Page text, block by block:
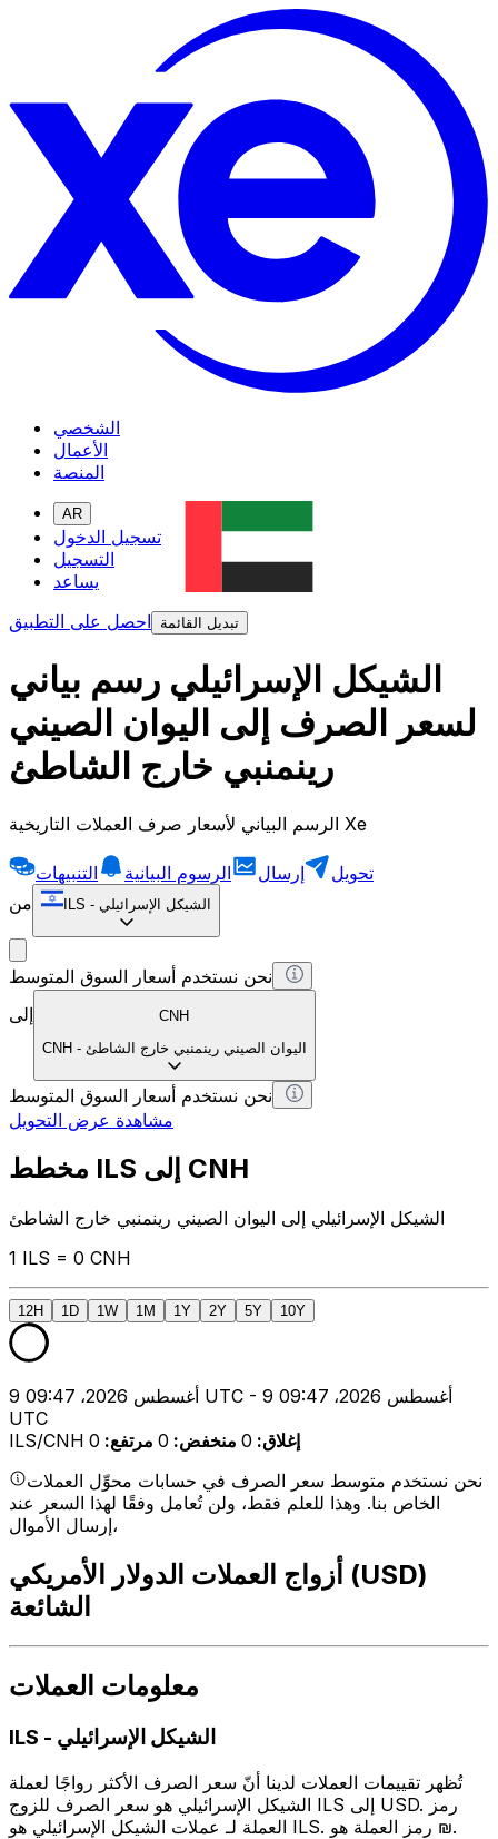
الشخصي
الأعمال
المنصة
AR
تسجيل الدخول
التسجيل
يساعد
احصل على التطبيق
تبديل القائمة
الشيكل الإسرائيلي رسم بياني
لسعر الصرف إلى اليوان الصيني
رينمنبي خارج الشاطئ
الرسم البياني لأسعار صرف العملات التاريخية Xe
تحويل إرسال الرسوم البيانية
التنبيهات
من
ILS - الشيكل الإسرائيلي
نحن نستخدم أسعار السوق المتوسط
إلى
CNH
CNH - اليوان الصيني رينمنبي خارج الشاطئ
نحن نستخدم أسعار السوق المتوسط
مشاهدة عرض التحويل
مخطط ILS إلى CNH
الشيكل الإسرائيلي إلى اليوان الصيني رينمنبي خارج الشاطئ
1 ILS = 0 CNH
12H 1D 1W 1M 1Y 2Y 5Y 10Y
9 أغسطس 2026، 09:47 UTC - 9 أغسطس 2026، 09:47
UTC
ILS/CNH
إغلاق:
0 منخفض:
0 مرتفع:
0
نحن نستخدم متوسط سعر الصرف في حسابات محوِّل العملات
الخاص بنا. وهذا للعلم فقط، ولن تُعامل وفقًا لهذا السعر عند
إرسال الأموال،
أزواج العملات الدولار الأمريكي (USD)
الشائعة
معلومات العملات
ILS - الشيكل الإسرائيلي
تُظهر تقييمات العملات لدينا أنّ سعر الصرف الأكثر رواجًا لعملة
الشيكل الإسرائيلي هو سعر الصرف للزوج ILS إلى USD. رمز
العملة لـ عملات الشيكل الإسرائيلي هو ILS. رمز العملة هو ₪.